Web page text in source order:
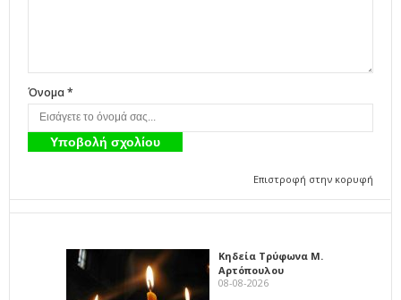
Όνομα *
Επιστροφή στην κορυφή
Κηδεία Τρύφωνα Μ.
Αρτόπουλου
08-08-2026